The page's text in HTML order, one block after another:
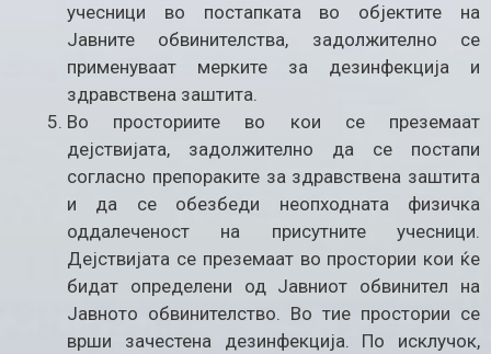
учесници во постапката во објектите на
Јавните обвинителства, задолжително се
применуваат мерките за дезинфекција и
здравствена заштита.
Во просториите во кои се преземаат
дејствијата, задолжително да се постапи
согласно препораките за здравствена заштита
и да се обезбеди неопходната физичка
оддалеченост на присутните учесници.
Дејствијата се преземаат во простории кои ќе
бидат определени од Јавниот обвинител на
Јавното обвинителство. Во тие простории се
врши зачестена дезинфекција. По исклучок,